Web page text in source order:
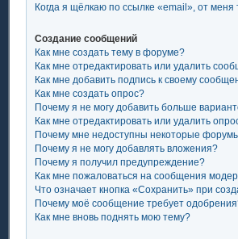
Когда я щёлкаю по ссылке «email», от
Создание сообщений
Как мне создать тему в форуме?
Как мне отредактировать или удалить
Как мне добавить подпись к своему
Как мне создать опрос?
Почему я не могу добавить больше
Как мне отредактировать или удалить
Почему мне недоступны некоторые
Почему я не могу добавлять вложения?
Почему я получил предупреждение?
Как мне пожаловаться на сообщения
Что означает кнопка «Сохранить» при
Почему моё сообщение требует
Как мне вновь поднять мою тему?